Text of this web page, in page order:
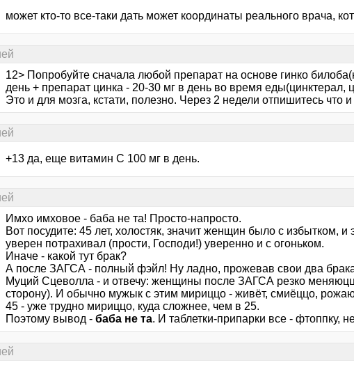
может кто-то все-таки дать может координаты реального врача,
12> Попробуйте сначала любой препарат на основе гинко
день + препарат цинка - 20-30 мг в день во время еды(цинктерал,
Это и для мозга, кстати, полезно. Через 2 недели отпишитесь что и
+13 да, еще витамин С 100 мг в день.
Имхо имховое - баба не та! Просто-напросто.
Вот посудите: 45 лет, холостяк, значит женщин было с избытком,
уверен потрахивал (прости, Господи!) уверенно и с огоньком.
Иначе - какой тут брак?
А после ЗАГСА - полный фэйл! Ну ладно, прожевав свои два
Муций Сцеволла - и отвечу: женщины после ЗАГСА резко
сторону). И обычно мужык с этим мириццо - живёт, смиёццо,
45 - уже трудно мириццо, куда сложнее, чем в 25.
Поэтому вывод - баба не та. И таблетки-припарки все - фтоппку,